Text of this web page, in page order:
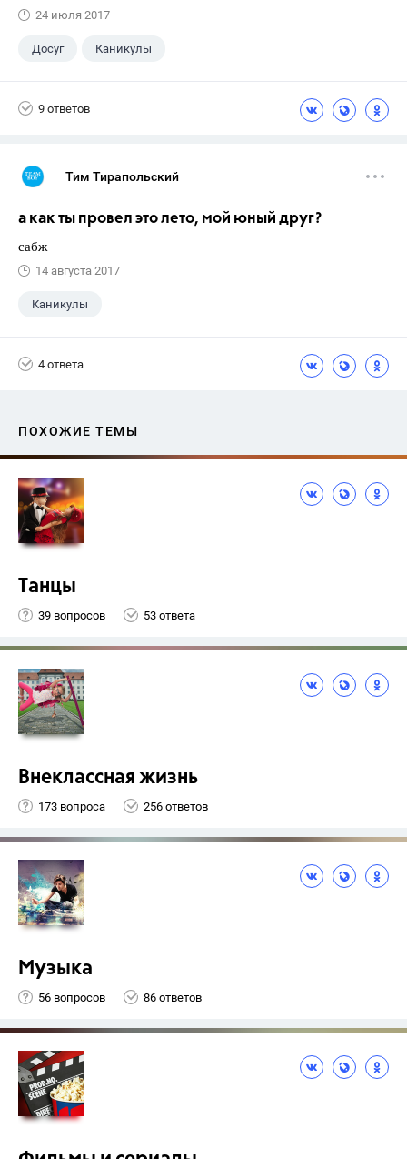
24 июля 2017
Досуг Каникулы
9 ответов
Тим Тирапольский
а как ты провел это лето, мой юный друг?
сабж
14 августа 2017
Каникулы
4 ответа
ПОХОЖИЕ ТЕМЫ
Танцы
39 вопросов 53 ответа
Внеклассная жизнь
173 вопроса 256 ответов
Музыка
56 вопросов 86 ответов